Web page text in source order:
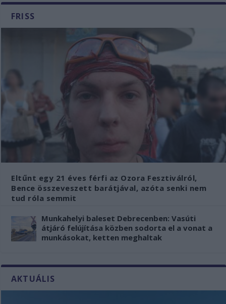
FRISS
Eltűnt egy 21 éves férfi az Ozora Fesztiválról,
Bence összeveszett barátjával, azóta senki nem
tud róla semmit
Munkahelyi baleset Debrecenben: Vasúti
átjáró felújítása közben sodorta el a vonat a
munkásokat, ketten meghaltak
AKTUÁLIS